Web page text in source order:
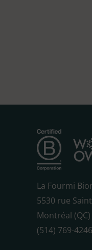
La Fourmi
5530 rue
Montréal (QC)
(514) 769-4246